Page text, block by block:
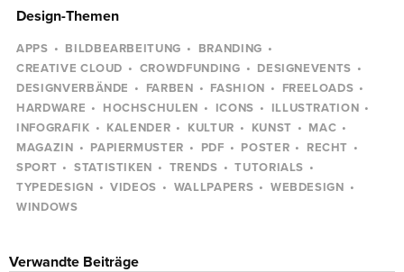
Design-Themen
APPS BILDBEARBEITUNG
BRANDING
CREATIVE CLOUD
CROWDFUNDING
DESIGNEVENTS
DESIGNVERBÄNDE
FARBEN FASHION
FREELOADS
HARDWARE
HOCHSCHULEN ICONS
ILLUSTRATION
INFOGRAFIK
KALENDER KULTUR KUNST
MAC
MAGAZIN
PAPIERMUSTER PDF POSTER
RECHT
SPORT
STATISTIKEN TRENDS
TUTORIALS
TYPEDESIGN
VIDEOS WALLPAPERS
WEBDESIGN
WINDOWS
Verwandte Beiträge